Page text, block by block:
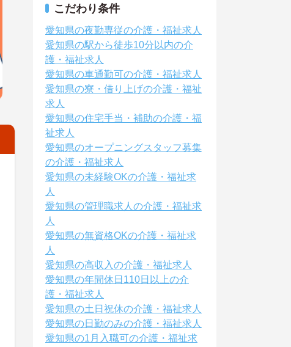
こだわり条件
愛知県の夜勤専従の介護・福祉求人
愛知県の駅から徒歩10分以内の介
護・福祉求人
愛知県の車通勤可の介護・福祉求人
愛知県の寮・借り上げの介護・福祉
求人
愛知県の住宅手当・補助の介護・福
祉求人
愛知県のオープニングスタッフ募集
の介護・福祉求人
愛知県の未経験OKの介護・福祉求
人
愛知県の管理職求人の介護・福祉求
人
愛知県の無資格OKの介護・福祉求
人
愛知県の高収入の介護・福祉求人
愛知県の年間休日110日以上の介
護・福祉求人
愛知県の土日祝休の介護・福祉求人
愛知県の日勤のみの介護・福祉求人
愛知県の1月入職可の介護・福祉求